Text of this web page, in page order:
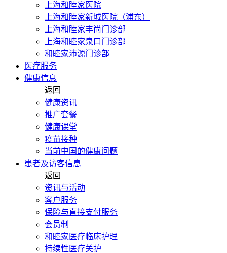
上海和睦家医院
上海和睦家新城医院（浦东）
上海和睦家丰尚门诊部
上海和睦家泉口门诊部
和睦家沛源门诊部
医疗服务
健康信息
返回
健康资讯
推广套餐
健康课堂
疫苗接种
当前中国的健康问题
患者及访客信息
返回
资讯与活动
客户服务
保险与直接支付服务
会员制
和睦家医疗临床护理
持续性医疗关护